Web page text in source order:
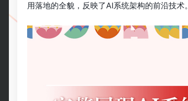
用落地的全貌，反映了AI系统架构的前沿技术。